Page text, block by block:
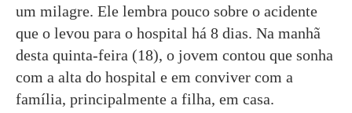
um milagre. Ele lembra pouco sobre o acidente
que o levou para o hospital há 8 dias. Na manhã
desta quinta-feira (18), o jovem contou que sonha
com a alta do hospital e em conviver com a
família, principalmente a filha, em casa.